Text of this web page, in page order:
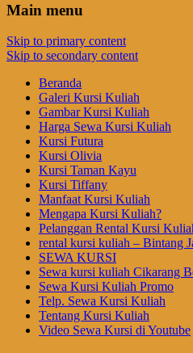
Main menu
Skip to primary content
Skip to secondary content
Beranda
Galeri Kursi Kuliah
Gambar Kursi Kuliah
Harga Sewa Kursi Kuliah
Kursi Futura
Kursi Olivia
Kursi Taman Kayu
Kursi Tiffany
Manfaat Kursi Kuliah
Mengapa Kursi Kuliah?
Pelanggan Rental Kursi
rental kursi kuliah – Bintang
SEWA KURSI
Sewa kursi kuliah Cikarang
Sewa Kursi Kuliah Promo
Telp. Sewa Kursi Kuliah
Tentang Kursi Kuliah
Video Sewa Kursi di Youtube